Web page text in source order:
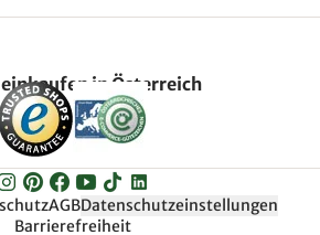
einkaufen in Österreich
AGBDatenschutzeinstellungen
Barrierefreiheit